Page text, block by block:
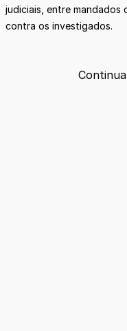
judiciais, entre mandados
contra os investigados.